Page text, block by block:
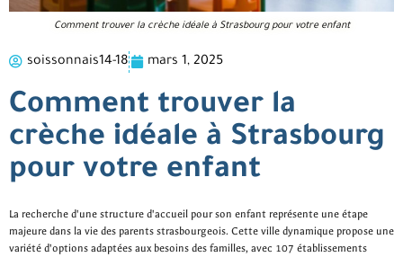
Comment trouver la crèche idéale à Strasbourg pour votre enfant
soissonnais14-18 mars 1, 2025
Comment trouver la
crèche idéale à Strasbourg
pour votre enfant
La recherche d'une structure d'accueil pour son enfant représente une étape
majeure dans la vie des parents strasbourgeois. Cette ville dynamique propose une
variété d'options adaptées aux besoins des familles, avec 107 établissements